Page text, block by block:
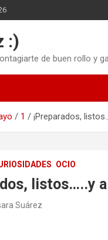
:)
de buen rollo y
1 ¡Preparados,
OCIO
listos…..y
Suárez